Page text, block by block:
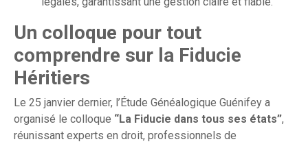
Un colloque pour tout
comprendre sur la Fiducie
Héritiers
Le 25 janvier dernier, l’Étude Généalogique Guénifey a
organisé le colloque “La Fiducie dans tous ses états”,
réunissant experts en droit, professionnels de